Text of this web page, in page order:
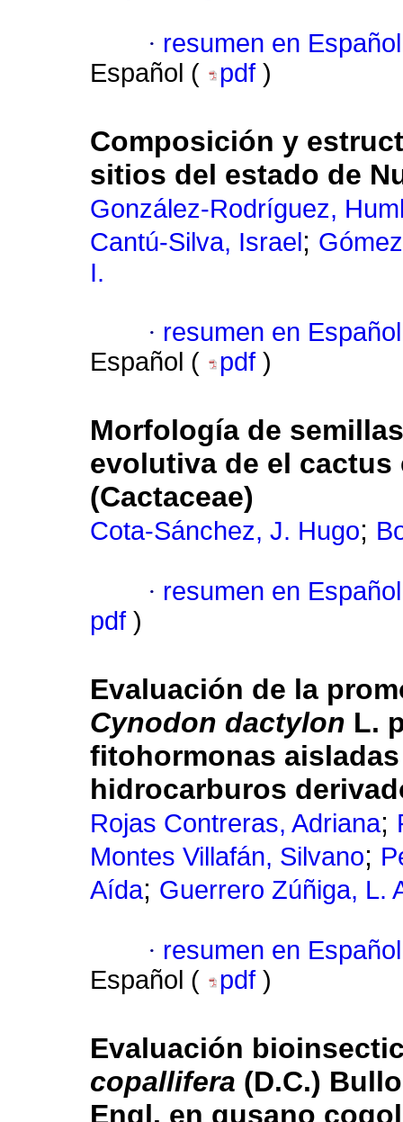
· resumen en Español
Español (
pdf )
Composición y
sitios del estado de
González-Rodríguez,
Cantú-Silva, Israel ;
I.
· resumen en Español
Español (
pdf )
Morfología de
evolutiva de el
(Cactaceae)
Cota-Sánchez, J. Hugo;
· resumen en Español
pdf )
Evaluación de la
Cynodon dactylon L.
fitohormonas
hidrocarburos
Rojas Contreras, Adriana;
Montes Villafán, Silvano;
Aída; Guerrero Zúñiga, L.
· resumen en Español
Español (
pdf )
Evaluación
copallifera (D.C.)
Engl. en gusano